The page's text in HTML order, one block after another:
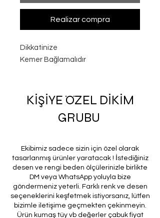
Realizar compra
Dikkatinize
Kemer Bağlamalıdır
KİŞİYE ÖZEL DİKİM
GRUBU
Ekibimiz sadece sizin için özel olarak
tasarlanmış ürünler yaratacak ! İstediğiniz
desen ve rengi beden ölçülerinizle birlikte
DM veya WhatsApp yoluyla bize
göndermeniz yeterli. Farklı renk ve desen
seçeneklerini keşfetmek istiyorsanız, lütfen
bizimle iletişime geçmekten çekinmeyin.
Ürün kumaş tüy vb değerler çabuk fiyat